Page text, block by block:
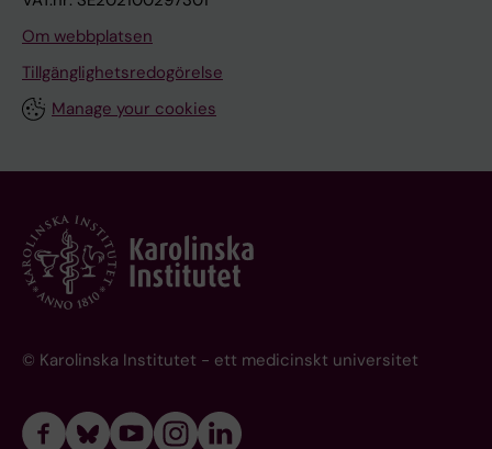
Om webbplatsen
Tillgänglighetsredogörelse
Manage your cookies
© Karolinska Institutet - ett medicinskt universitet